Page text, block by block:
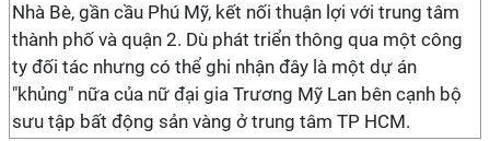
Nhà Bè, gần cầu Phú Mỹ, kết nối thuận lợi với trung tâm
thành phố và quận 2. Dù phát triển thông qua một công
ty đối tác nhưng có thể ghi nhận đây là một dự án
"khủng" nữa của nữ đại gia Trương Mỹ Lan bên cạnh bộ
sưu tập bất động sản vàng ở trung tâm TP HCM.